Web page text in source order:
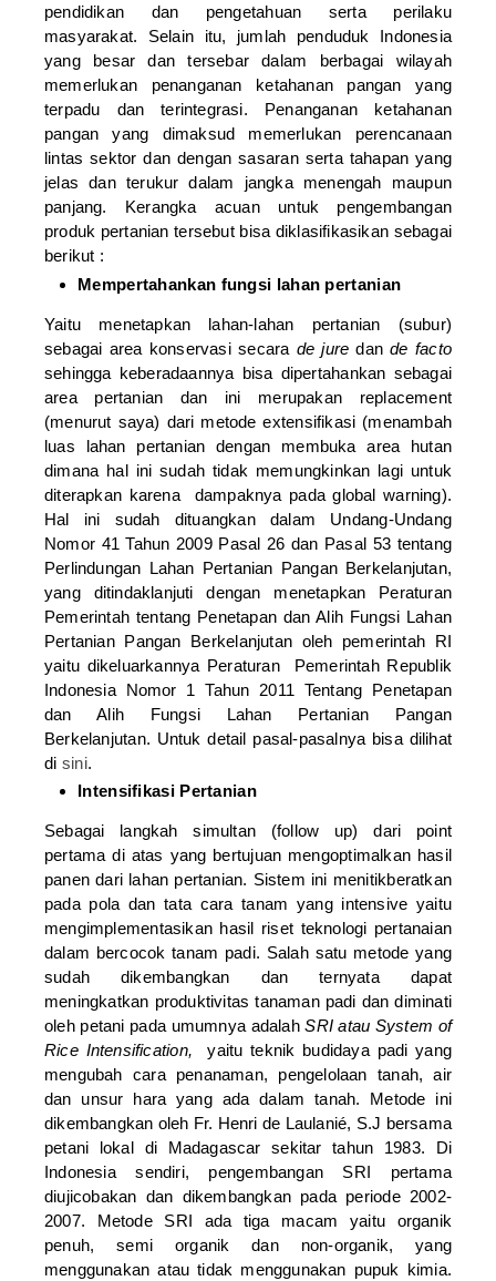
pendidikan dan pengetahuan serta perilaku
masyarakat. Selain itu, jumlah penduduk Indonesia
yang besar dan tersebar dalam berbagai wilayah
memerlukan penanganan ketahanan pangan yang
terpadu dan terintegrasi. Penanganan ketahanan
pangan yang dimaksud memerlukan perencanaan
lintas sektor dan dengan sasaran serta tahapan yang
jelas dan terukur dalam jangka menengah maupun
panjang. Kerangka acuan untuk pengembangan
produk pertanian tersebut bisa diklasifikasikan sebagai
berikut :
Mempertahankan fungsi lahan pertanian
Yaitu menetapkan lahan-lahan pertanian (subur)
sebagai area konservasi secara de jure dande facto
sehingga keberadaannya bisa dipertahankan sebagai
area pertanian dan ini merupakan replacement
(menurut saya) dari metode extensifikasi (menambah
luas lahan pertanian dengan membuka area hutan
dimana hal ini sudah tidak memungkinkan lagi untuk
diterapkan karena dampaknya pada global warning).
Hal ini sudah dituangkan dalam Undang-Undang
Nomor 41 Tahun 2009 Pasal 26 dan Pasal 53 tentang
Perlindungan Lahan Pertanian Pangan Berkelanjutan,
yang ditindaklanjuti dengan menetapkan Peraturan
Pemerintah tentang Penetapan dan Alih Fungsi Lahan
Pertanian Pangan Berkelanjutan oleh pemerintah RI
yaitu dikeluarkannya Peraturan Pemerintah Republik
Indonesia Nomor 1 Tahun 2011 Tentang Penetapan
dan Alih Fungsi Lahan Pertanian Pangan
Berkelanjutan. Untuk detail pasal-pasalnya bisa dilihat
di sini.
Intensifikasi Pertanian
Sebagai langkah simultan (follow up) dari point
pertama di atas yang bertujuan mengoptimalkan hasil
panen dari lahan pertanian. Sistem ini menitikberatkan
pada pola dan tata cara tanam yang intensive yaitu
mengimplementasikan hasil riset teknologi pertanaian
dalam bercocok tanam padi. Salah satu metode yang
sudah dikembangkan danternyata dapat
meningkatkan produktivitas tanaman padi dan diminati
oleh petani pada umumnyaadalahSRI atau System of
Rice Intensification,
yaitu teknik budidaya padi yang
mengubah cara penanaman, pengelolaan tanah, air
dan unsur hara yang ada dalam tanah. Metode ini
dikembangkan oleh Fr. Henri de Laulanié, S.J bersama
petani lokal di Madagascar sekitar tahun 1983. Di
Indonesia sendiri, pengembangan SRI pertama
diujicobakan dan dikembangkan pada periode 2002-
2007. Metode SRI ada tiga macam yaitu organik
penuh, semi organik dan non-organik, yang
menggunakan atau tidak menggunakan pupuk kimia.